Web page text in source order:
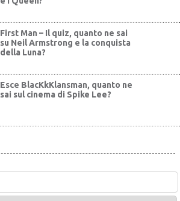
First Man – Il quiz, quanto ne sai
su Neil Armstrong e la conquista
della Luna?
Esce BlacKkKlansman, quanto ne
sai sul cinema di Spike Lee?